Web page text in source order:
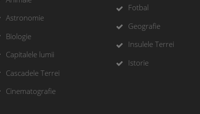
Astronomie
Biologie
Capitalele lumii
Cascadele Terrei
Cinematografie
Fotbal
Geografie
Insulele Terrei
Istorie